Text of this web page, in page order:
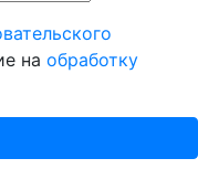
на обработку